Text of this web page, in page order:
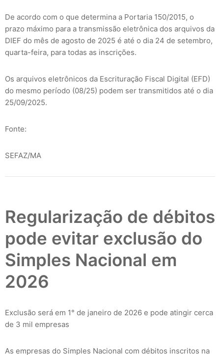
De acordo com o que determina a Portaria 150/2015, o
prazo máximo para a transmissão eletrônica dos arquivos da
DIEF do mês de agosto de 2025 é até o dia 24 de setembro,
quarta-feira, para todas as inscrições.
Os arquivos eletrônicos da Escrituração Fiscal Digital (EFD)
do mesmo período (08/25) podem ser transmitidos até o dia
25/09/2025.
Fonte:
SEFAZ/MA
Regularização de débitos
pode evitar exclusão do
Simples Nacional em
2026
Exclusão será em 1° de janeiro de 2026 e pode atingir cerca
de 3 mil empresas
As empresas do Simples Nacional com débitos inscritos na